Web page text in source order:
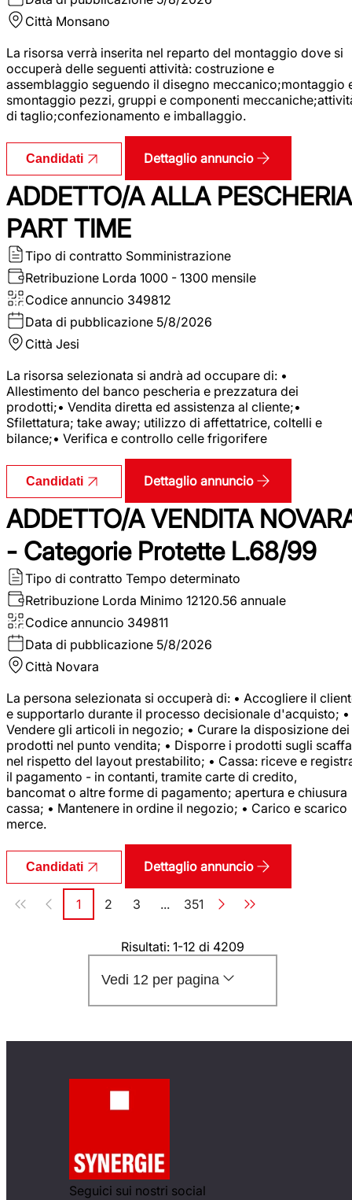
Città Monsano
La risorsa verrà inserita nel reparto del montaggio dove si
occuperà delle seguenti attività: costruzione e
assemblaggio seguendo il disegno meccanico;montaggio
smontaggio pezzi, gruppi e componenti
di taglio;confezionamento e imballaggio.
Candidati Dettaglio annuncio
ADDETTO/A ALLA PESCHERIA
PART TIME
Tipo di contratto Somministrazione
Retribuzione Lorda 1000 - 1300 mensile
Codice annuncio 349812
Data di pubblicazione 5/8/2026
Città Jesi
La risorsa selezionata si andrà ad occupare di: •
Allestimento del banco pescheria e prezzatura dei
prodotti;• Vendita diretta ed assistenza al cliente;•
Sfilettatura; take away; utilizzo di affettatrice, coltelli e
bilance;• Verifica e controllo celle frigorifere
Candidati Dettaglio annuncio
ADDETTO/A VENDITA
- Categorie Protette L.68/99
Tipo di contratto Tempo determinato
Retribuzione Lorda Minimo 12120.56 annuale
Codice annuncio 349811
Data di pubblicazione 5/8/2026
Città Novara
La persona selezionata si occuperà di: • Accogliere il
e supportarlo durante il processo decisionale d'acquisto; •
Vendere gli articoli in negozio; • Curare la disposizione dei
prodotti nel punto vendita; • Disporre i prodotti sugli
nel rispetto del layout prestabilito; • Cassa: riceve e
il pagamento - in contanti, tramite carte di credito,
bancomat o altre forme di pagamento; apertura e chiusura
cassa; • Mantenere in ordine il negozio; • Carico e scarico
merce.
Candidati Dettaglio annuncio
Paginazione
Pagina
1 Pagina
2 Pagina
3 ... Pagina
351
Risultati: 1-12 di 4209
Vedi 12 per pagina
Seguici sui nostri social